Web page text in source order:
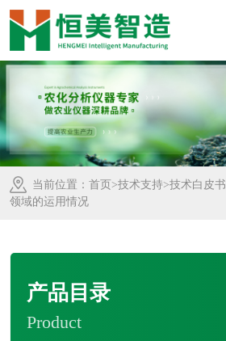
当前位置： 首页 >技术支持>技术白皮书
领域的运用情况
产品目录
Product